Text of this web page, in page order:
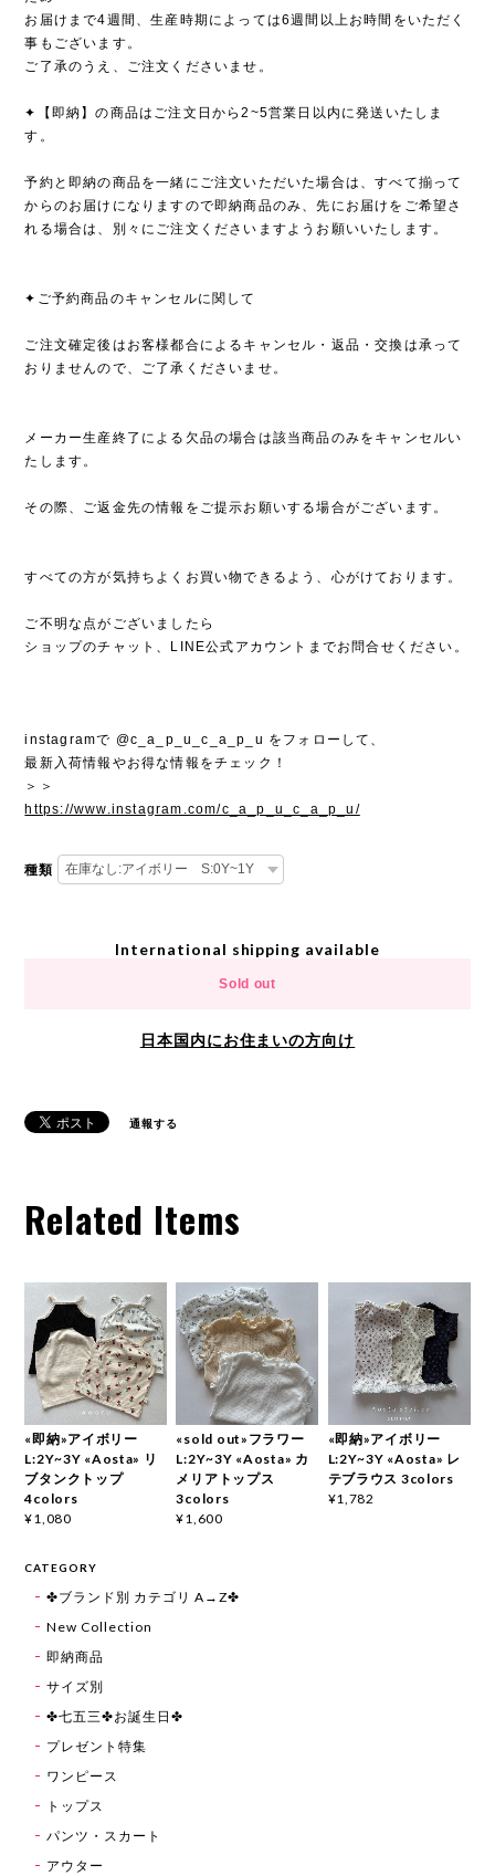
お届けまで4週間、生産時期によっては6週間以上お時間をいただく
事もございます。
ご了承のうえ、ご注文くださいませ。
✦【即納】の商品はご注文日から2~5営業日以内に発送いたしま
す。
予約と即納の商品を一緒にご注文いただいた場合は、すべて揃って
からのお届けになりますので即納商品のみ、先にお届けをご希望さ
れる場合は、別々にご注文くださいますようお願いいたします。
✦ご予約商品のキャンセルに関して
ご注文確定後はお客様都合によるキャンセル・返品・交換は承って
おりませんので、ご了承くださいませ。
メーカー生産終了による欠品の場合は該当商品のみをキャンセルい
たします。
その際、ご返金先の情報をご提示お願いする場合がございます。
すべての方が気持ちよくお買い物できるよう、心がけております。
ご不明な点がございましたら
ショップのチャット、LINE公式アカウントまでお問合せください。
instagramで @c_a_p_u_c_a_p_u をフォローして、
最新入荷情報やお得な情報をチェック！
＞＞
https://www.instagram.com/c_a_p_u_c_a_p_u/
種類
International shipping available
Sold out
日本国内にお住まいの方向け
通報する
Related Items
«即納»アイボリー
L:2Y~3Y «Aosta» リ
ブタンクトップ
4colors
¥1,080
«sold out»フラワー
L:2Y~3Y «Aosta» カ
メリアトップス
3colors
¥1,600
«即納»アイボリー
L:2Y~3Y «Aosta» レ
テブラウス 3colors
¥1,782
CATEGORY
✤ブランド別 カテゴリ A→Z✤
New Collection
即納商品
サイズ別
✤七五三✤お誕生日✤
プレゼント特集
ワンピース
トップス
パンツ・スカート
アウター